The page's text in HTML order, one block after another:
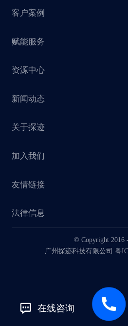
探迹 AI Agent
探迹 AI 拓客
探迹 AI 触达
探迹 AI CRM
客户案例
赋能服务
赋能计划
资源中心
销售干货
探迹大数据研究院
新闻动态
关于探迹
企业介绍
联系我们
业务动态
加入我们
友情链接
法律信息
法律声明
© Copyright 2016 -
广州探迹科技有限公司 粤
在线咨询